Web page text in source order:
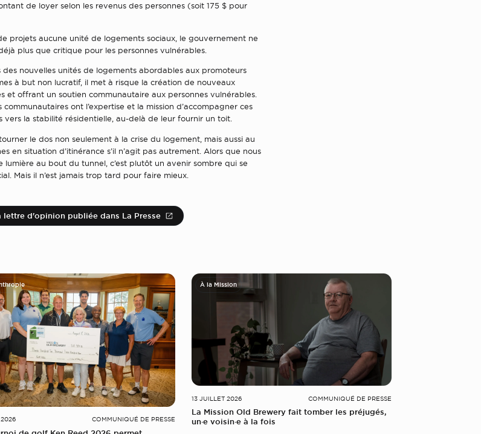
de loyer selon les revenus des personnes (soit 175 $ pour
projets aucune unité de logements sociaux, le gouvernement ne
plus que critique pour les personnes vulnérables.
nouvelles unités de logements abordables aux promoteurs
à but non lucratif, il met à risque la création de nouveaux
et offrant un soutien communautaire aux personnes vulnérables.
ont l’expertise et la mission d’accompagner ces
vers la stabilité résidentielle, au-delà de leur fournir un toit.
le dos non seulement à la crise du logement, mais aussi au
en situation d’itinérance s’il n’agit pas autrement. Alors que nous
lumière au bout du tunnel, c’est plutôt un avenir sombre qui se
Mais il n’est jamais trop tard pour faire mieux.
lettre d'opinion publiée dans La Presse
COMMUNIQUÉ DE PRESSE
À la Mission
13 JUILLET 2026 COMMUNIQUÉ DE PRESSE
La Mission Old Brewery fait tomber les préjugés,
un·e voisin·e à la fois